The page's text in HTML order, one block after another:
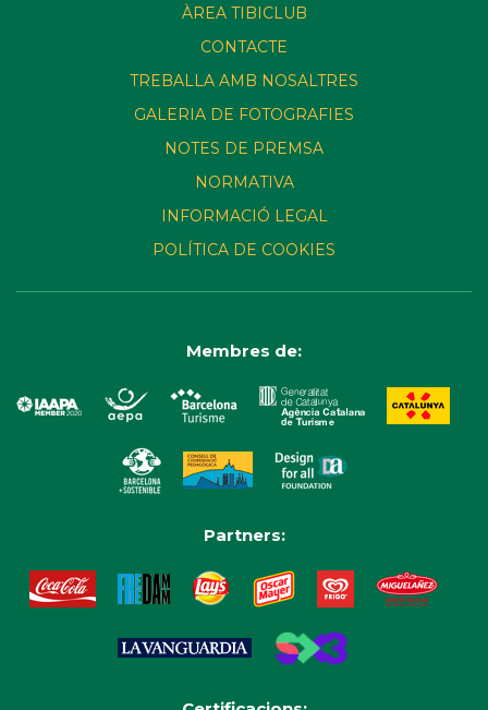
ÀREA TIBICLUB
CONTACTE
TREBALLA AMB NOSALTRES
GALERIA DE FOTOGRAFIES
NOTES DE PREMSA
NORMATIVA
INFORMACIÓ LEGAL
POLÍTICA DE COOKIES
Membres de:
Partners: